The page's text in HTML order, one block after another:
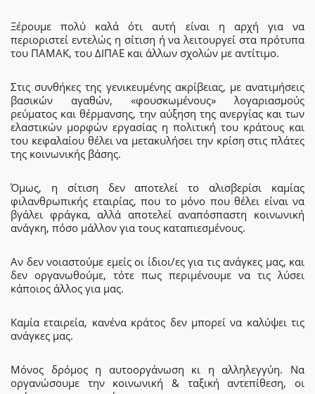
Ξέρουμε πολύ καλά ότι αυτή είναι η αρχή για να
περιοριστεί εντελώς η σίτιση ή να λειτουργεί στα πρότυπα
του ΠΑΜΑΚ, του ΔΙΠΑΕ και άλλων σχολών με αντίτιμο.
Στις συνθήκες της γενικευμένης ακρίβειας, με ανατιμήσεις
βασικών αγαθών, «φουσκωμένους» λογαριασμούς
ρεύματος και θέρμανσης, την αύξηση της ανεργίας και των
ελαστικών μορφών εργασίας η πολιτική του κράτους και
του κεφαλαίου θέλει να μετακυλήσει την κρίση στις πλάτες
της κοινωνικής βάσης.
Όμως, η σίτιση δεν αποτελεί το αλισβερίσι καμίας
φιλανθρωπικής εταιρίας, που το μόνο που θέλει είναι να
βγάλει φράγκα, αλλά αποτελεί αναπόσπαστη κοινωνική
ανάγκη, πόσο μάλλον για τους καταπιεσμένους.
Αν δεν νοιαστούμε εμείς οι ίδιοι/ες για τις ανάγκες μας, και
δεν οργανωθούμε, τότε πως περιμένουμε να τις λύσει
κάποιος άλλος για μας.
Καμία εταιρεία, κανένα κράτος δεν μπορεί να καλύψει τις
ανάγκες μας.
Μόνος δρόμος η αυτοοργάνωση κι η αλληλεγγύη. Να
οργανώσουμε την κοινωνική & ταξική αντεπίθεση, οι